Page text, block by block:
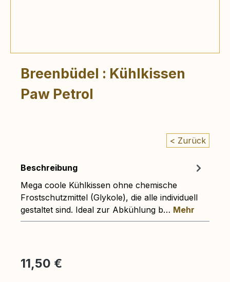
Breenbüdel : Kühlkissen
Paw Petrol
< Zurück
Beschreibung
Mega coole Kühlkissen ohne chemische
Frostschutzmittel (Glykole), die alle individuell
gestaltet sind. Ideal zur Abkühlung b… Mehr
Regulärer Preis:
11,50 €